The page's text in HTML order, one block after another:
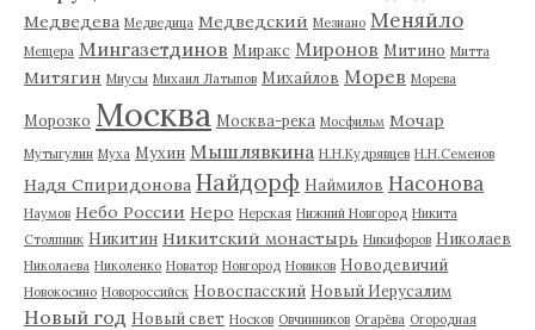
Медведева Медведица Медведский Мезиано Меняйло
Мещера Мингазетдинов Миракс Миронов Митино Митта
Митягин Миусы Михаил Латыпов Михайлов Морев Морева
Морозко Москва Москва-река Мосфильм Мочар
Мутыгулин Муха Мухин Мышлявкина Н.Н.Кудрявцев Н.Н.Семенов
Надя Спиридонова Найдорф Наймилов Насонова
Наумов Небо России Неро Нерская Нижний Новгород Никита
Столпник Никитин Никитский монастырь Никифоров Николаев
Николаева Николенко Новатор Новгород Новиков Новодевичий
Новокосино Новороссийск Новоспасский Новый Иерусалим
Новый год Новый свет Носков Овчинников Огарёва Огородная